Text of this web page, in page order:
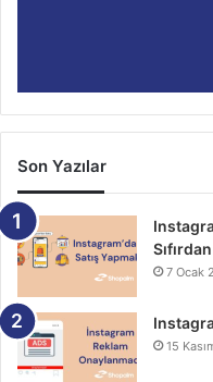
Son Yazılar
7 Ocak
15